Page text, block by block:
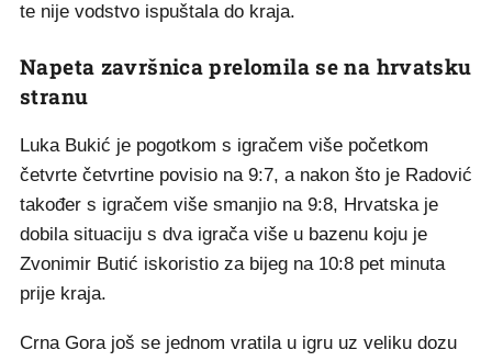
te nije vodstvo ispuštala do kraja.
Napeta završnica prelomila se na hrvatsku
stranu
Luka Bukić je pogotkom s igračem više početkom
četvrte četvrtine povisio na 9:7, a nakon što je Radović
također s igračem više smanjio na 9:8, Hrvatska je
dobila situaciju s dva igrača više u bazenu koju je
Zvonimir Butić iskoristio za bijeg na 10:8 pet minuta
prije kraja.
Crna Gora još se jednom vratila u igru uz veliku dozu